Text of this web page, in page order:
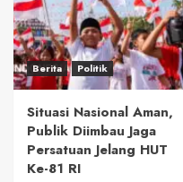
Berita Politik
Situasi Nasional Aman,
Publik Diimbau Jaga
Persatuan Jelang HUT
Ke-81 RI